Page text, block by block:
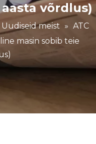
võrdlus)
Uudiseid meist » ATC
masin sobib teie